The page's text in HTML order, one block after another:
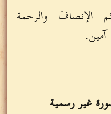
الإنصافَ والرحمة
آمين.
غير رسمية